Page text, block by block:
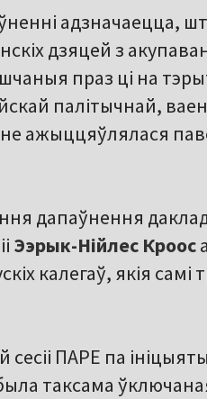
адзначаецца,
дзяцей з
праз ці на
палітычнай,
ажыццяўлялася
дапаўнення
Ээрык-Нійлес Кроос
калегаў, якія самі
сесіі ПАРЕ па
таксама